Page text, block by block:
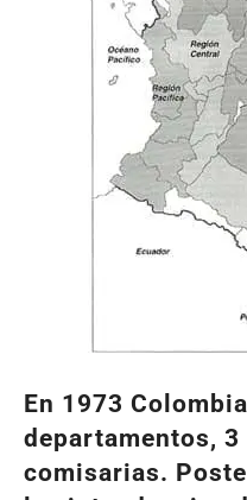
En 1973
departamentos,
comisarias.